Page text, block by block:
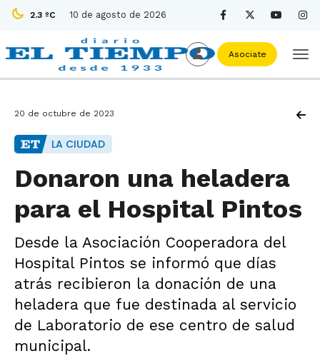
2.3 ºC 10 de agosto de 2026
Asociate
20 de octubre de 2023
LA CIUDAD
Donaron una heladera
para el Hospital Pintos
Desde la Asociación Cooperadora del
Hospital Pintos se informó que días
atrás recibieron la donación de una
heladera que fue destinada al servicio
de Laboratorio de ese centro de salud
municipal.